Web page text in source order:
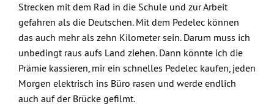
Strecken mit dem Rad in die Schule und zur Arbeit
gefahren als die Deutschen. Mit dem Pedelec können
das auch mehr als zehn Kilometer sein. Darum muss ich
unbedingt raus aufs Land ziehen. Dann könnte ich die
Prämie kassieren, mir ein schnelles Pedelec kaufen, jeden
Morgen elektrisch ins Büro rasen und werde endlich
auch auf der Brücke gefilmt.